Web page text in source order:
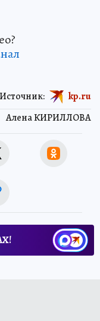
ал
Алена КИРИЛЛОВА
Источник: kp.ru